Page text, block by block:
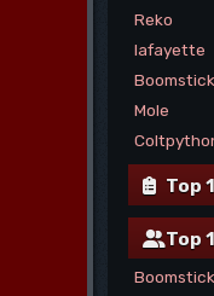
Reko
lafayette
Boomstick
Mole
Top
Top
Boomstick